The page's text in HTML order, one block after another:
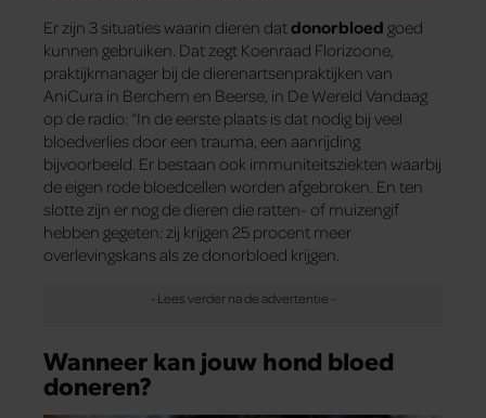
Er zijn 3 situaties waarin dieren datdonorbloed goed
kunnen gebruiken. Dat zegt Koenraad Florizoone,
praktijkmanager bij de dierenartsenpraktijken van
AniCura in Berchem en Beerse, in De Wereld Vandaag
op de radio: “In de eerste plaats is dat nodig bij veel
bloedverlies door een trauma, een aanrijding
bijvoorbeeld. Er bestaan ook immuniteitsziekten waarbij
de eigen rode bloedcellen worden afgebroken. En ten
slotte zijn er nog de dieren die ratten- of muizengif
hebben gegeten: zij krijgen 25 procent meer
overlevingskans als ze donorbloed krijgen.
Wanneer kan jouw hond bloed
doneren?